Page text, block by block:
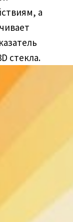
а
стекла.